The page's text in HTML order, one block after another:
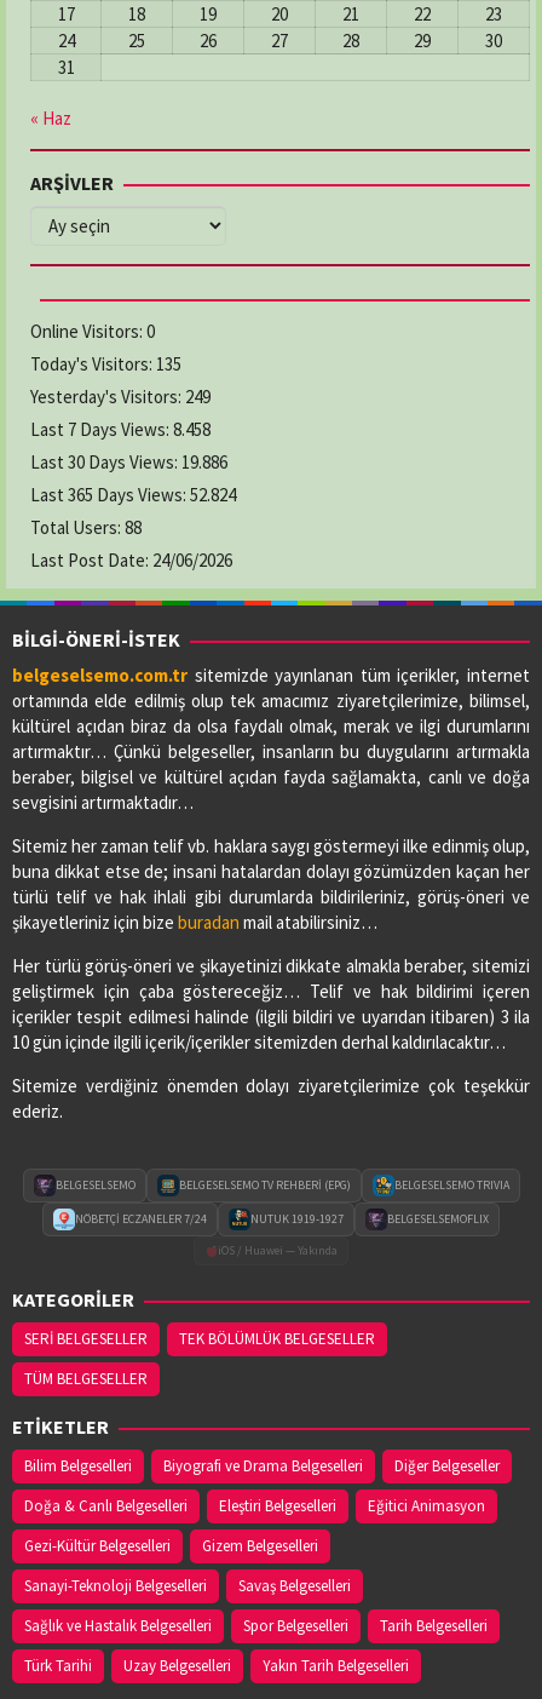
17
18 19 20 21 22
23
24
25 26 27 28 29
30
31
« Haz
ARŞİVLER
ARŞİVLER
Online Visitors: 0
Today's Visitors: 135
Yesterday's Visitors: 249
Last 7 Days Views: 8.458
Last 30 Days Views: 19.886
Last 365 Days Views: 52.824
Total Users: 88
Last Post Date: 24/06/2026
BİLGİ-ÖNERİ-İSTEK
belgeselsemo.com.tr sitemizde yayınlanan tüm içerikler, internet
ortamında elde edilmiş olup tek amacımız ziyaretçilerimize, bilimsel,
kültürel açıdan biraz da olsa faydalı olmak, merak ve ilgi durumlarını
artırmaktır… Çünkü belgeseller, insanların bu duygularını artırmakla
beraber, bilgisel ve kültürel açıdan fayda sağlamakta, canlı ve doğa
sevgisini artırmaktadır…
Sitemiz her zaman telif vb. haklara saygı göstermeyi ilke edinmiş olup,
buna dikkat etse de; insani hatalardan dolayı gözümüzden kaçan her
türlü telif ve hak ihlali gibi durumlarda bildirileriniz, görüş-öneri ve
şikayetleriniz için bize buradan mail atabilirsiniz…
Her türlü görüş-öneri ve şikayetinizi dikkate almakla beraber, sitemizi
geliştirmek için çaba göstereceğiz… Telif ve hak bildirimi içeren
içerikler tespit edilmesi halinde (ilgili bildiri ve uyarıdan itibaren) 3 ila
10 gün içinde ilgili içerik/içerikler sitemizden derhal kaldırılacaktır…
Sitemize verdiğiniz önemden dolayı ziyaretçilerimize çok teşekkür
ederiz.
BELGESELSEMO BELGESELSEMO TV REHBERİ (EPG) BELGESELSEMO TRIVIA
NÖBETÇİ ECZANELER 7/24 NUTUK 1919-1927
BELGESELSEMOFLIX
iOS / Huawei — Yakında
KATEGORİLER
SERİ BELGESELLER
TEK BÖLÜMLÜK BELGESELLER
TÜM BELGESELLER
ETİKETLER
Bilim Belgeselleri Biyografi ve Drama Belgeselleri
Diğer Belgeseller
Doğa & Canlı Belgeselleri
Eleştiri Belgeselleri
Eğitici Animasyon
Gezi-Kültür Belgeselleri
Gizem Belgeselleri
Sanayi-Teknoloji Belgeselleri
Savaş Belgeselleri
Sağlık ve Hastalık Belgeselleri
Spor Belgeselleri
Tarih Belgeselleri
Türk Tarihi
Uzay Belgeselleri Yakın Tarih Belgeselleri